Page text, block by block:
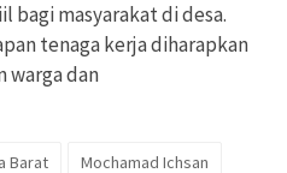
bagi masyarakat di desa.
tenaga kerja diharapkan
warga dan
Barat
Mochamad Ichsan